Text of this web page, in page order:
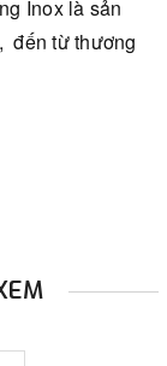
Cát Linh,
Hà Nội.
vận chuyển
của quý
Inox là sản
đến từ thương